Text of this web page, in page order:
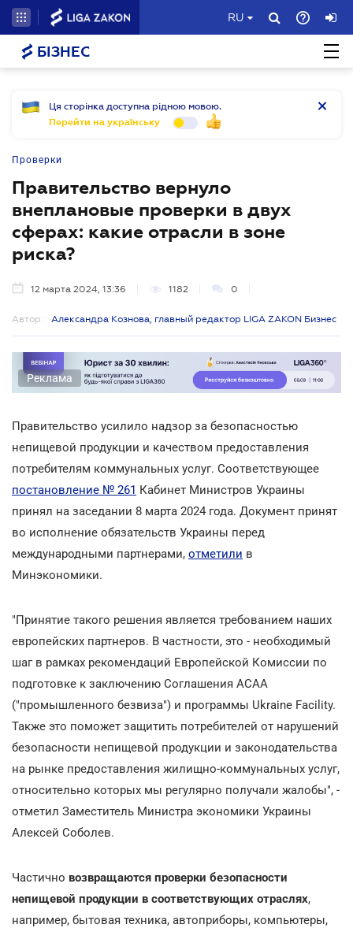
RU
БІЗНЕС
Ця сторінка доступна рідною мовою.
Перейти на українську
Проверки
Правительство вернуло
внеплановые проверки в двух
сферах: какие отрасли в зоне
риска?
12 марта 2024, 13:36 1182 0
Автор: Александра Кознова, главный редактор LIGA ZAKON Бизнес
Реклама
Правительство усилило надзор за безопасностью
непищевой продукции и качеством предоставления
потребителям коммунальных услуг. Соответствующее
постановление № 261 Кабинет Министров Украины
принял на заседании 8 марта 2024 года. Документ принят
во исполнение обязательств Украины перед
международными партнерами, отметили в
Минэкономики.
"Принятие такого решения является требованием наших
европейских партнеров. В частности, это - необходимый
шаг в рамках рекомендаций Европейской Комиссии по
подготовке к заключению Соглашения АСАА
("промышленного безвиза") и программы Ukraine Facility.
Также это поможет защитить потребителей от нарушений
безопасности непищевой продукции и законодательства
на рынке предоставления жилищно-коммунальных услуг,
относительно которых мы регулярно получали жалобы", -
отметил Заместитель Министра экономики Украины
Алексей Соболев.
Частично возвращаются проверки безопасности
непищевой продукции в соответствующих отраслях,
например, бытовая техника, автоприборы, компьютеры,